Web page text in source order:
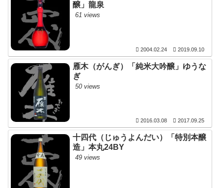
醸」龍泉
61 views
2004.02.24 2019.09.10
雁木（がんぎ）「純米大吟醸」ゆうな
ぎ
50 views
2016.03.08 2017.09.25
十四代（じゅうよんだい）「特別本醸
造」本丸24BY
49 views